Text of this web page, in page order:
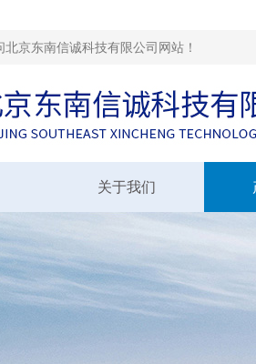
京东南信诚科技有限公司网站！
关于我们